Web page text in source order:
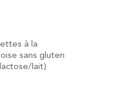
à la
sans gluten
lait)